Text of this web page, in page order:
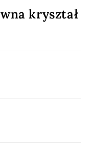
kryształ